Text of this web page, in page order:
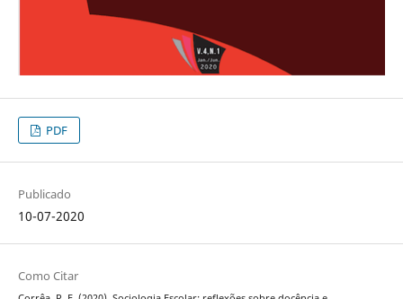
PDF
Publicado
10-07-2020
Como Citar